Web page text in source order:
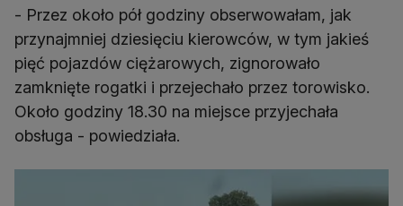
- Przez około pół godziny obserwowałam, jak
przynajmniej dziesięciu kierowców, w tym jakieś
pięć pojazdów ciężarowych, zignorowało
zamknięte rogatki i przejechało przez torowisko.
Około godziny 18.30 na miejsce przyjechała
obsługa - powiedziała.